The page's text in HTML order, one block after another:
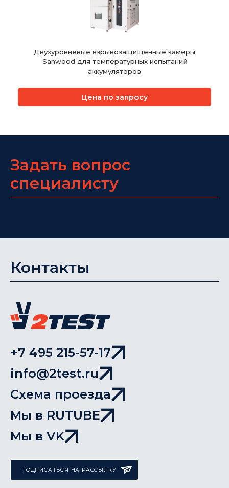
Двухуровневые взрывозащищенные камеры
Sanwood для температурных испытаний
аккумуляторов
Цена по запросу
Задать вопрос
специалисту
Контакты
+7 495 215-57-17
info@2test.ru
Схема проезда
Мы в RUTUBE
Мы в VK
ПОДПИСАТЬСЯ НА РАССЫЛКУ